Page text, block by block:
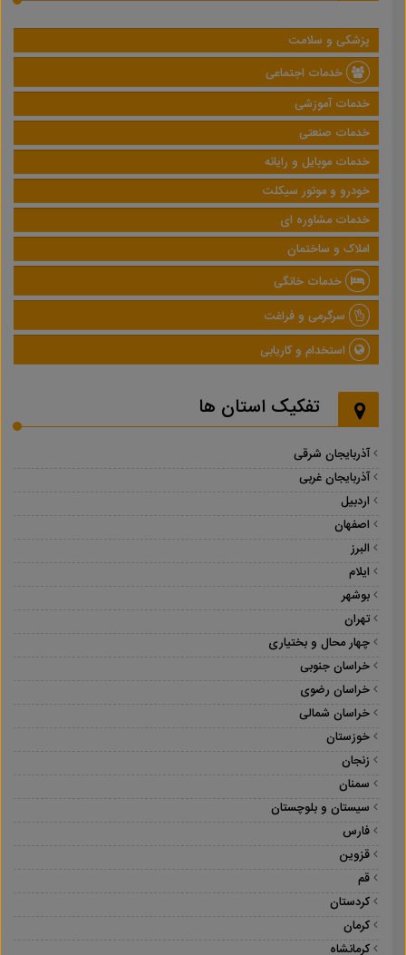
پزشکی و سلامت
خدمات اجتماعی
خدمات آموزشی
خدمات صنعتی
خدمات موبایل و رایانه
خودرو و موتور سیکلت
خدمات مشاوره ای
املاک و ساختمان
خدمات خانگی
سرگرمی و فراغت
استخدام و کاریابی
تفکیک استان ها
آذربایجان شرقی
آذربایجان غربی
اردبیل
اصفهان
البرز
ایلام
بوشهر
تهران
چهار محال و بختیاری
خراسان جنوبی
خراسان رضوی
خراسان شمالی
خوزستان
زنجان
سمنان
سیستان و بلوچستان
فارس
قزوین
قم
کردستان
کرمان
کرمانشاه